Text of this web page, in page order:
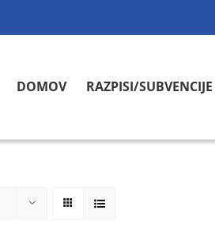
DOMOV RAZPISI/SUBVENCIJE